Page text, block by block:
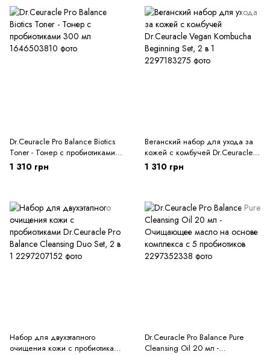
Dr.Ceuracle Pro Balance Biotics
Toner - Тонер с пробиотиками
300 мл
1 310 грн
Веганский набор для ухода за
кожей с комбучей Dr.Ceuracle
Vegan Kombucha Beginning Set,
1 310 грн
Набор для двухэтапного
очищения кожи с пробиотиками
Dr.Ceuracle Pro Balance Pure
Cleansing Oil 20 мл -